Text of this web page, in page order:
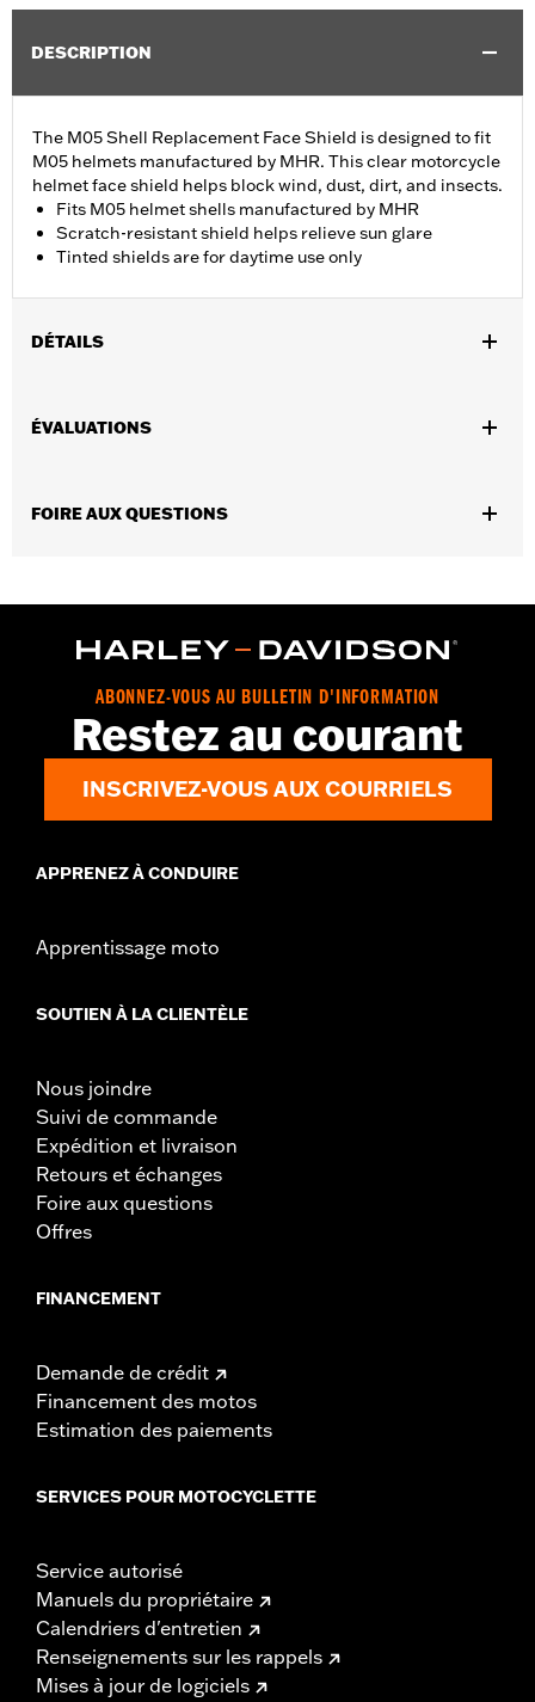
DESCRIPTION
The M05 Shell Replacement Face Shield is designed to fit
M05 helmets manufactured by MHR. This clear motorcycle
helmet face shield helps block wind, dust, dirt, and insects.
Fits M05 helmet shells manufactured by MHR
Scratch-resistant shield helps relieve sun glare
Tinted shields are for daytime use only
DÉTAILS
GARANTIE:90 day limited warranty – Go to
ÉVALUATIONS
FOIRE AUX QUESTIONS
ABONNEZ-VOUS AU BULLETIN D'INFORMATION
Restez au courant
INSCRIVEZ-VOUS AUX COURRIELS
APPRENEZ À CONDUIRE
Apprentissage moto
SOUTIEN À LA CLIENTÈLE
Nous joindre
Suivi de commande
Expédition et livraison
Retours et échanges
Foire aux questions
Offres
FINANCEMENT
Demande de crédit
Financement des motos
Estimation des paiements
SERVICES POUR MOTOCYCLETTE
Service autorisé
Manuels du propriétaire
Calendriers d'entretien
Renseignements sur les rappels
Mises à jour de logiciels